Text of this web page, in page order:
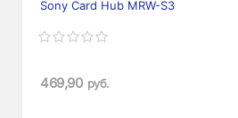
Sony Card Hub MRW-S3
469,90 руб.